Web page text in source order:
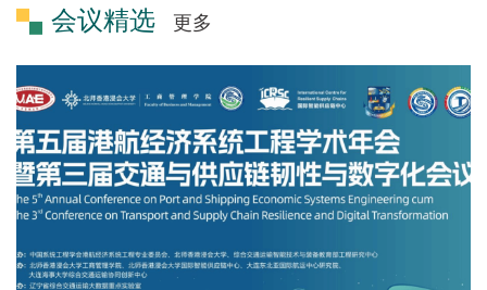
会议精选 更多